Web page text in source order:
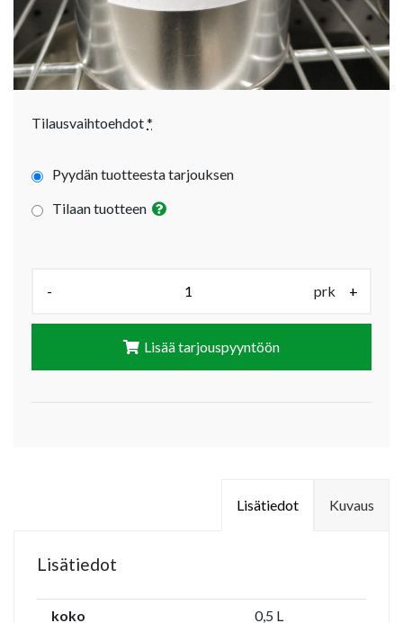
Tilausvaihtoehdot*
Pyydän tuotteesta tarjouksen
Tilaan tuotteen
- prk +
Lisää tarjouspyyntöön
Kuvaus
Lisätiedot
Lisätiedot
koko
0,5 L